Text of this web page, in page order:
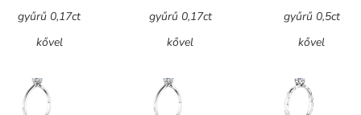
gyűrű 0,17ct
kővel
gyűrű 0,17ct
kővel
gyűrű 0,5ct
kővel